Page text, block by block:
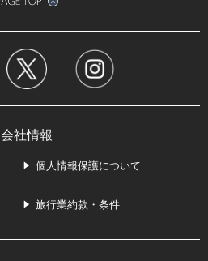
会社情報
個人情報保護について
旅行業約款・条件